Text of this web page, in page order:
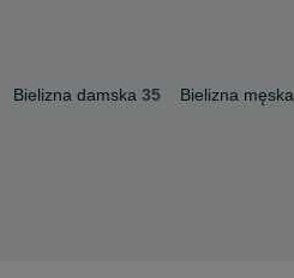
Bielizna damska 35 Bielizna męska